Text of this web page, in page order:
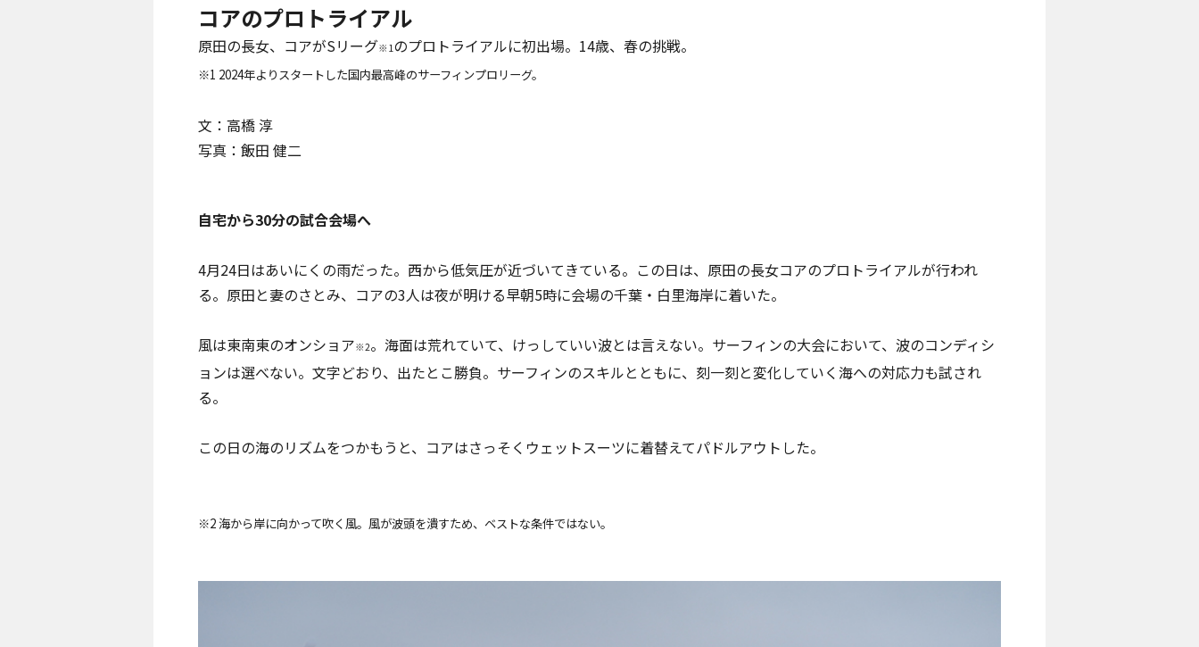
コアのプロトライアル
原田の長女、コアがSリーグ※1 のプロトライアルに初出場。14歳、春の挑戦。
※1 2024年よりスタートした国内最高峰のサーフィンプロリーグ。
文：高橋 淳
写真：飯田 健二
自宅から30分の試合会場へ
4月24日はあいにくの雨だった。西から低気圧が近づいてきている。この日は、原田の長女コアのプロトライアルが行われ
る。原田と妻のさとみ、コアの3人は夜が明ける早朝5時に会場の千葉・白里海岸に着いた。
風は東南東のオンショア※2。海面は荒れていて、けっしていい波とは言えない。サーフィンの大会において、波のコンディシ
ョンは選べない。文字どおり、出たとこ勝負。サーフィンのスキルとともに、刻一刻と変化していく海への対応力も試され
る。
この日の海のリズムをつかもうと、コアはさっそくウェットスーツに着替えてパドルアウトした。
※2 海から岸に向かって吹く風。風が波頭を潰すため、ベストな条件ではない。